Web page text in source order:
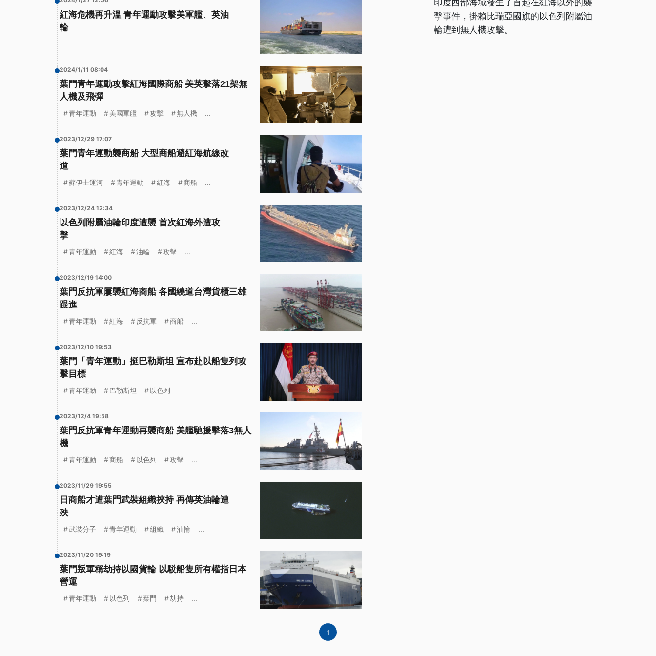
紅海危機再升溫 青年運動攻擊美軍艦、英油
輪
2024/1/11 08:04
葉門青年運動攻擊紅海國際商船 美英擊落21架無
人機及飛彈
青年運動 美國軍艦 攻擊 無人機 ...
2023/12/29 17:07
葉門青年運動襲商船 大型商船避紅海航線改
道
蘇伊士運河 青年運動 紅海 商船 ...
2023/12/24 12:34
以色列附屬油輪印度遭襲 首次紅海外遭攻
擊
青年運動 紅海 油輪 攻擊 ...
2023/12/19 14:00
葉門反抗軍屢襲紅海商船 各國繞道台灣貨櫃三雄
跟進
青年運動 紅海 反抗軍 商船 ...
2023/12/10 19:53
葉門「青年運動」挺巴勒斯坦 宣布赴以船隻列攻
擊目標
青年運動 巴勒斯坦 以色列
2023/12/4 19:58
葉門反抗軍青年運動再襲商船 美艦馳援擊落3無人
機
青年運動 商船 以色列 攻擊 ...
2023/11/29 19:55
日商船才遭葉門武裝組織挾持 再傳英油輪遭
殃
武裝分子 青年運動 組織 油輪 ...
2023/11/20 19:19
葉門叛軍稱劫持以國貨輪 以駁船隻所有權指日本
營運
青年運動 以色列 葉門 劫持 ...
印度西部海域發生了首起在紅海以外的襲
擊事件，掛賴比瑞亞國旗的以色列附屬油
輪遭到無人機攻擊。
1